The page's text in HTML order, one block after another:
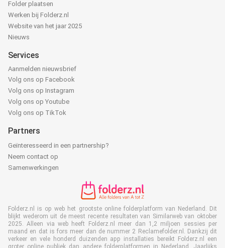
Folder plaatsen
Werken bij Folderz.nl
Website van het jaar 2025
Nieuws
Services
Aanmelden nieuwsbrief
Volg ons op Facebook
Volg ons op Instagram
Volg ons op Youtube
Volg ons op TikTok
Partners
Geïnteresseerd in een partnership?
Neem contact op
Samenwerkingen
Folderz.nl is op web het grootste online folderplatform van Nederland. Dit
blijkt wederom uit de meest recente resultaten van Similarweb van oktober
2025. Alleen via web heeft Folderz.nl meer dan 1,2 miljoen sessies per
maand en dat is fors meer dan de nummer 2 Reclamefolder.nl. Dankzij dit
verkeer en vele honderd duizenden app installaties bereikt Folderz.nl een
groter online publiek dan andere folderplatformen in Nederland. Jaarlijks